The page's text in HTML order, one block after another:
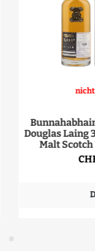
Douglas Laing
Malt